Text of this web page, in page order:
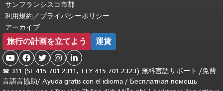
サンフランシスコ市郡
利用規約／プライバシーポリシー
アーカイブ
旅行の計画を立てよう 運賃
    
☎ 311 (SF 415.701.2311; TTY 415.701.2323) 無料言語サポート /免費
言語言協助/ Ayuda gratis con el idioma / Бесплатная помощь